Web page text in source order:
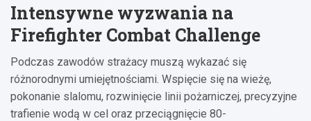
Intensywne wyzwania na
Firefighter Combat Challenge
Podczas zawodów strażacy muszą wykazać się
różnorodnymi umiejętnościami. Wspięcie się na wieżę,
pokonanie slalomu, rozwinięcie linii pożarniczej, precyzyjne
trafienie wodą w cel oraz przeciągnięcie 80-